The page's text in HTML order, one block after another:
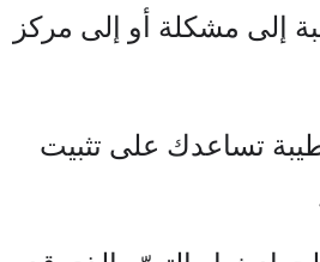
إلى مشكلة أو إلى مركز
تساعدك على تثبيت